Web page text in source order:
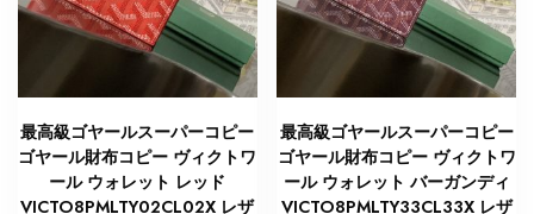
最高級ゴヤールスーパーコピー
ゴヤール財布コピー ヴィクトワ
ール ウォレット レッド
VICTO8PMLTY02CL02X レザ
最高級ゴヤールスーパーコピー
ゴヤール財布コピー ヴィクトワ
ール ウォレット バーガンディ
VICTO8PMLTY33CL33X レザ